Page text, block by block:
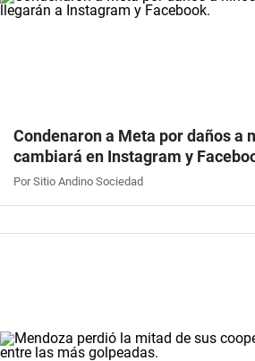
Condenaron a Meta por daños a
cambiará en Instagram y
Por Sitio Andino Sociedad